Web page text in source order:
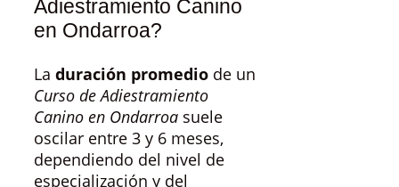
Adiestramiento Canino
en Ondarroa?
La duración promedio de un
Curso de Adiestramiento
Canino en Ondarroa suele
oscilar entre 3 y 6 meses,
dependiendo del nivel de
especialización y del